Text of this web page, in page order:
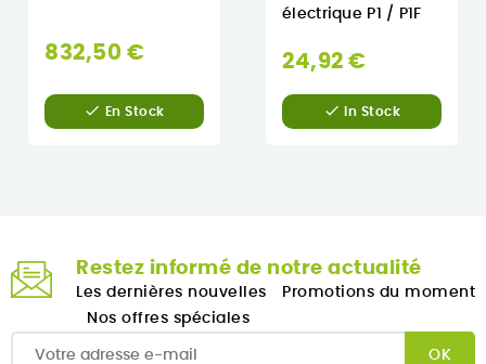
832,50 €
 En Stock
électrique P1 / P1F
24,92 €
 In Stock
Restez informé de notre actualité
Les dernières nouvelles
Promotions du moment
Nos offres spéciales